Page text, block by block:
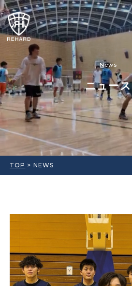
News
ニュース
TOP > NEWS